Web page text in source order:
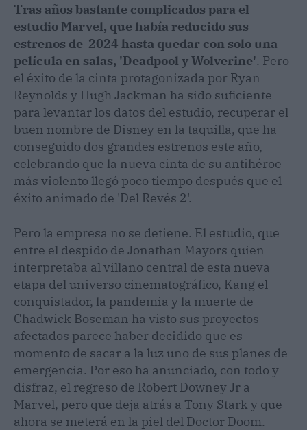
Tras años bastante complicados para el
estudio Marvel, que había reducido sus
estrenos de 2024 hasta quedar con solo una
película en salas, 'Deadpool y Wolverine'. Pero
el éxito de la cinta protagonizada por Ryan
Reynolds y Hugh Jackman ha sido suficiente
para levantar los datos del estudio, recuperar el
buen nombre de Disney en la taquilla, que ha
conseguido dos grandes estrenos este año,
celebrando que la nueva cinta de su antihéroe
más violento llegó poco tiempo después que el
éxito animado de 'Del Revés 2'.
Pero la empresa no se detiene. El estudio, que
entre el despido de Jonathan Mayors quien
interpretaba al villano central de esta nueva
etapa del universo cinematográfico, Kang el
conquistador, la pandemia y la muerte de
Chadwick Boseman ha visto sus proyectos
afectados parece haber decidido que es
momento de sacar a la luz uno de sus planes de
emergencia. Por eso ha anunciado, con todo y
disfraz, el regreso de Robert Downey Jr a
Marvel, pero que deja atrás a Tony Stark y que
ahora se meterá en la piel del Doctor Doom.